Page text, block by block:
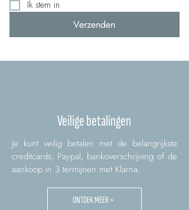
Ik stem in
Verzenden
Veilige betalingen
Je kunt veilig betalen met de belangrijkste
creditcards, Paypal, bankoverschrijving of de
aankoop in 3 termijnen met Klarna.
ONTDEK MEER >